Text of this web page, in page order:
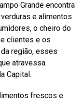
Grande encontra
e alimentos
o cheiro do
clientes e os
região, esses
atravessa
Capital.
frescos e